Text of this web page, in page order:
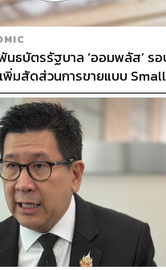
นธบัตรรัฐบาล ‘ออมพลัส’ ร
พิ่มสัดส่วนการขายแบบ